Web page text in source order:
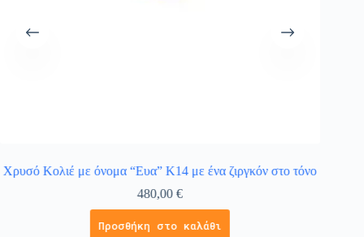
Χρυσό Κολιέ με όνομα “Ευα” Κ14 με ένα ζιργκόν στο τόνο
480,00€
Προσθήκη στο καλάθι